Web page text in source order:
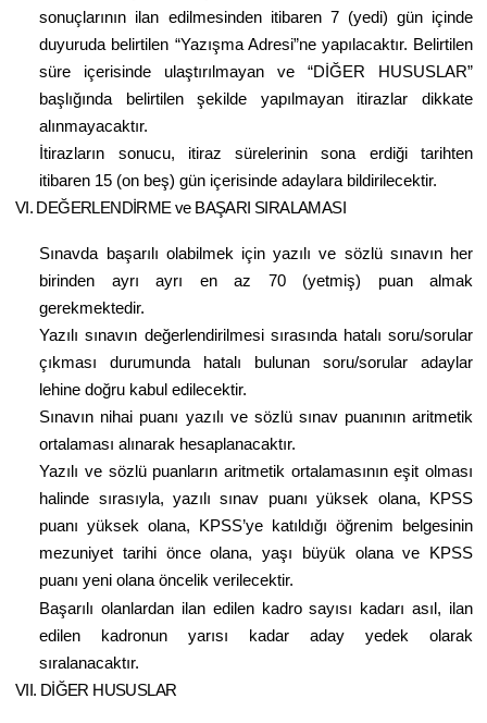
sonuçlarının ilan edilmesinden itibaren 7 (yedi) gün içinde
duyuruda belirtilen “Yazışma Adresi”ne yapılacaktır. Belirtilen
süre içerisinde ulaştırılmayan ve “DİĞER HUSUSLAR”
başlığında belirtilen şekilde yapılmayan itirazlar dikkate
alınmayacaktır.
İtirazların sonucu, itiraz sürelerinin sona erdiği tarihten
itibaren 15 (on beş) gün içerisinde adaylara bildirilecektir.
VI. DEĞERLENDİRME ve BAŞARI SIRALAMASI
Sınavda başarılı olabilmek için yazılı ve sözlü sınavın her
birinden ayrı ayrı en az 70 (yetmiş) puan almak
gerekmektedir.
Yazılı sınavın değerlendirilmesi sırasında hatalı soru/sorular
çıkması durumunda hatalı bulunan soru/sorular adaylar
lehine doğru kabul edilecektir.
Sınavın nihai puanı yazılı ve sözlü sınav puanının aritmetik
ortalaması alınarak hesaplanacaktır.
Yazılı ve sözlü puanların aritmetik ortalamasının eşit olması
halinde sırasıyla, yazılı sınav puanı yüksek olana, KPSS
puanı yüksek olana, KPSS’ye katıldığı öğrenim belgesinin
mezuniyet tarihi önce olana, yaşı büyük olana ve KPSS
puanı yeni olana öncelik verilecektir.
Başarılı olanlardan ilan edilen kadro sayısı kadarı asıl, ilan
edilen kadronun yarısı kadar aday yedek olarak
sıralanacaktır.
VII. DİĞER HUSUSLAR